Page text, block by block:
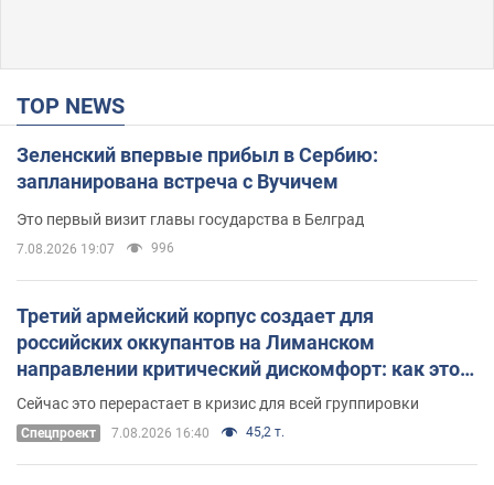
TOP NEWS
Зеленский впервые прибыл в Сербию:
запланирована встреча с Вучичем
Это первый визит главы государства в Белград
7.08.2026 19:07 996
Третий армейский корпус создает для
российских оккупантов на Лиманском
направлении критический дискомфорт: как это
удалось
Сейчас это перерастает в кризис для всей группировки
Спецпроект 7.08.2026 16:40 45,2 т.